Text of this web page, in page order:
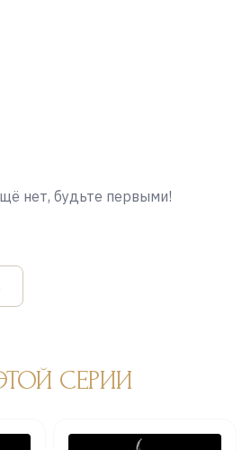
нет, будьте первыми!
СЕРИИ